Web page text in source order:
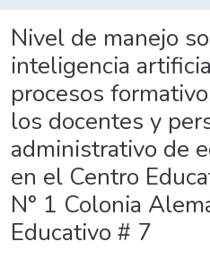
Nivel de manejo
inteligencia
procesos
los docentes y
administrativo de
en el Centro
N° 1 Colonia
Educativo # 7